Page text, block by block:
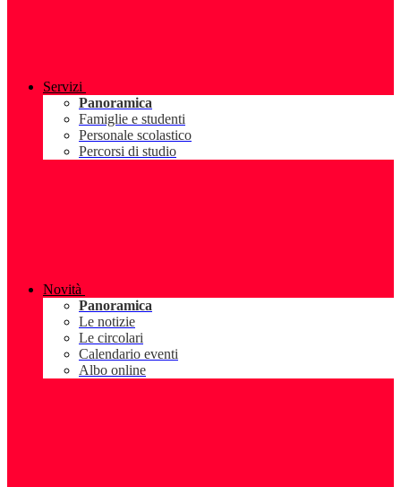
Servizi
Panoramica
Famiglie e studenti
Personale scolastico
Percorsi di studio
Novità
Panoramica
Le notizie
Le circolari
Calendario eventi
Albo online